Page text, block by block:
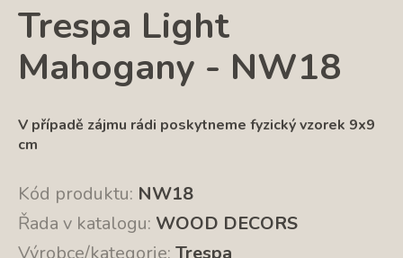
Trespa Light
Mahogany - NW18
V případě zájmu rádi poskytneme fyzický vzorek 9x9
cm
Kód produktu: NW18
Řada v katalogu: WOOD DECORS
Výrobce/kategorie: Trespa